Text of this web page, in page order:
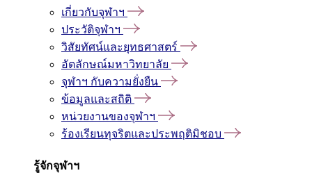
เกี่ยวกับจุฬาฯ
ประวัติจุฬาฯ
วิสัยทัศน์และยุทธศาสตร์
อัตลักษณ์มหาวิทยาลัย
จุฬาฯ กับความยั่งยืน
ข้อมูลและสถิติ
หน่วยงานของจุฬาฯ
ร้องเรียนทุจริตและประพฤติมิชอบ
รู้จักจุฬาฯ